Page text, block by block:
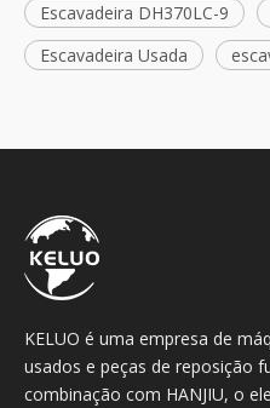
Escavadeira DH370LC-9
Escavadeira Usada
KELUO é uma empresa de
usados ​​e peças de reposição
combinação com HANJIU, o